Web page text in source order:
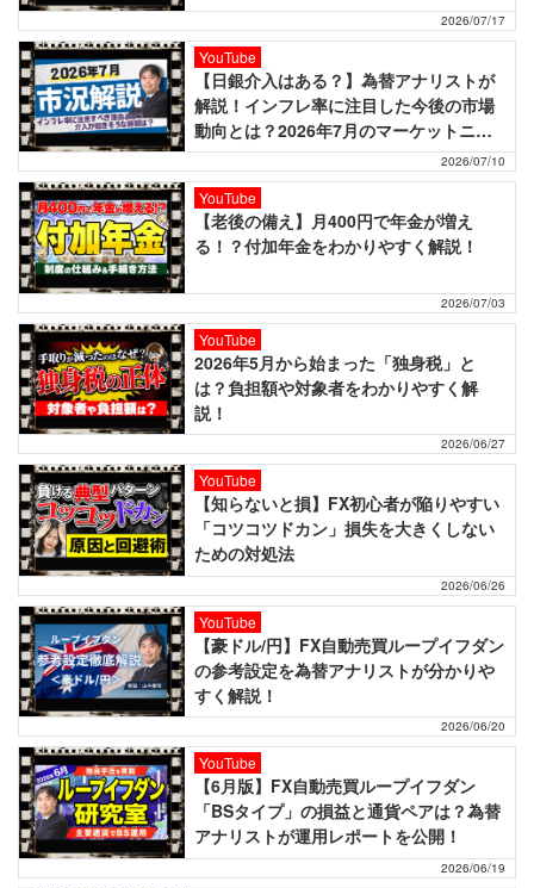
2026/07/17
YouTube
【日銀介入はある？】為替アナリストが
解説！インフレ率に注目した今後の市場
動向とは？2026年7月のマーケットニュ
ース！
2026/07/10
YouTube
【老後の備え】月400円で年金が増え
る！？付加年金をわかりやすく解説！
2026/07/03
YouTube
2026年5月から始まった「独身税」と
は？負担額や対象者をわかりやすく解
説！
2026/06/27
YouTube
【知らないと損】FX初心者が陥りやすい
「コツコツドカン」損失を大きくしない
ための対処法
2026/06/26
YouTube
【豪ドル/円】FX自動売買ループイフダン
の参考設定を為替アナリストが分かりや
すく解説！
2026/06/20
YouTube
【6月版】FX自動売買ループイフダン
「BSタイプ」の損益と通貨ペアは？為替
アナリストが運用レポートを公開！
2026/06/19